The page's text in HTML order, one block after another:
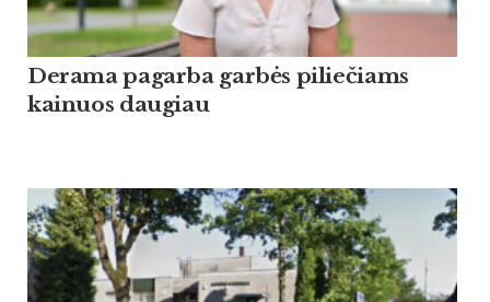
Derama pagarba garbės piliečiams
kainuos daugiau